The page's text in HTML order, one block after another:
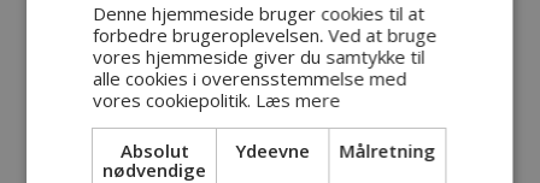
Iveco Daily 35C21 3750mm 3,0 D 205HK
Ladv./Chas. 8g Aut.
kr. 399.090
Denne hjemmeside bruger cookies til at
forbedre brugeroplevelsen. Ved at bruge
vores hjemmeside giver du samtykke til
alle cookies i overensstemmelse med
vores cookiepolitik. Læs mere
Absolut
nødvendige
Ydeevne Målretning